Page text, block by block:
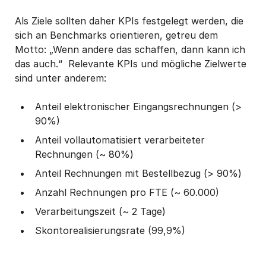
Als Ziele sollten daher KPIs festgelegt werden, die
sich an Benchmarks orientieren, getreu dem
Motto: „Wenn andere das schaffen, dann kann ich
das auch.“ Relevante KPIs und mögliche Zielwerte
sind unter anderem:
Anteil elektronischer Eingangsrechnungen (>
90%)
Anteil vollautomatisiert verarbeiteter
Rechnungen (~ 80%)
Anteil Rechnungen mit Bestellbezug (> 90%)
Anzahl Rechnungen pro FTE (~ 60.000)
Verarbeitungszeit (~ 2 Tage)
Skontorealisierungsrate (99,9%)